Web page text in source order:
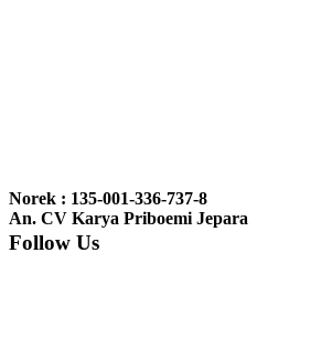
nyesel deh beli geby...
Norek : 135-001-336-737-8
An. CV Karya Priboemi Jepara
Follow Us